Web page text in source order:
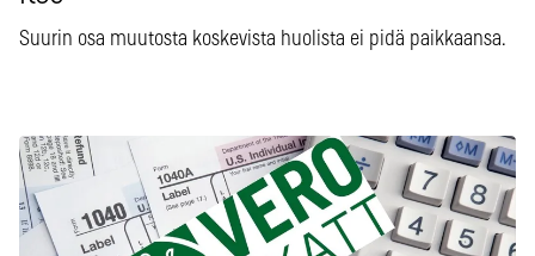
Suurin osa muutosta koskevista huolista ei pidä paikkaansa.